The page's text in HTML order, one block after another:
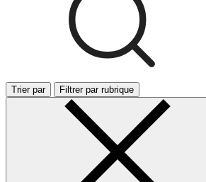
Trier par Filtrer par rubrique